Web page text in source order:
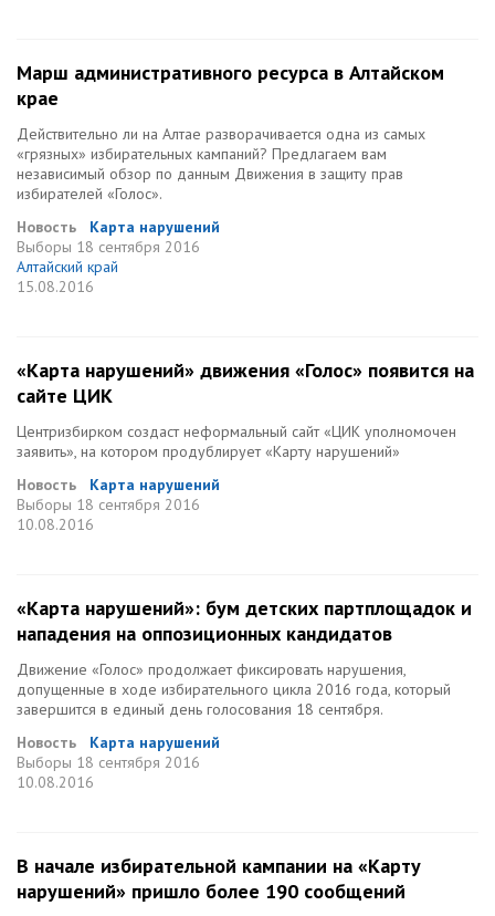
Марш административного ресурса в Алтайском
крае
Действительно ли на Алтае разворачивается одна из самых
«грязных» избирательных кампаний? Предлагаем вам
независимый обзор по данным Движения в защиту прав
избирателей «Голос».
Новость
Карта нарушений
Выборы 18 сентября 2016
Алтайский край
15.08.2016
«Карта нарушений» движения «Голос» появится на
сайте ЦИК
Центризбирком создаст неформальный сайт «ЦИК уполномочен
заявить», на котором продублирует «Карту нарушений»
Новость
Карта нарушений
Выборы 18 сентября 2016
10.08.2016
«Карта нарушений»: бум детских партплощадок и
нападения на оппозиционных кандидатов
Движение «Голос» продолжает фиксировать нарушения,
допущенные в ходе избирательного цикла 2016 года, который
завершится в единый день голосования 18 сентября.
Новость
Карта нарушений
Выборы 18 сентября 2016
10.08.2016
В начале избирательной кампании на «Карту
нарушений» пришло более 190 сообщений